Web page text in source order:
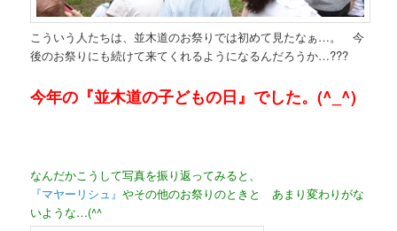
こういう人たちは、並木道のお祭りでは初めて見たなぁ…。 今
後のお祭りにも続けて来てくれるようになるんだろうか…???
今年の『並木道の子どもの日』でした。(^_^)
なんだかこうして写真を振り返ってみると、
『マヤーリシュ』やその他のお祭りのときと あまり変わりがな
いような…(^^ゞ